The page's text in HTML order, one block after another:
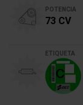
POTENCIA
73 CV
ETIQUETA